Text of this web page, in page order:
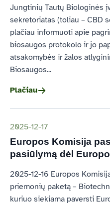
Jungtinių Tautų Biologinės
sekretoriatas (toliau – CBD
plačiau informuoti apie
biosaugos protokolo ir jo
atsakomybės ir žalos
Biosaugos...
Plačiau
2025-12-17
Europos Komisija
pasiūlymą dėl
2025-12-16 Europos
priemonių paketą –
kuriuo siekiama paversti